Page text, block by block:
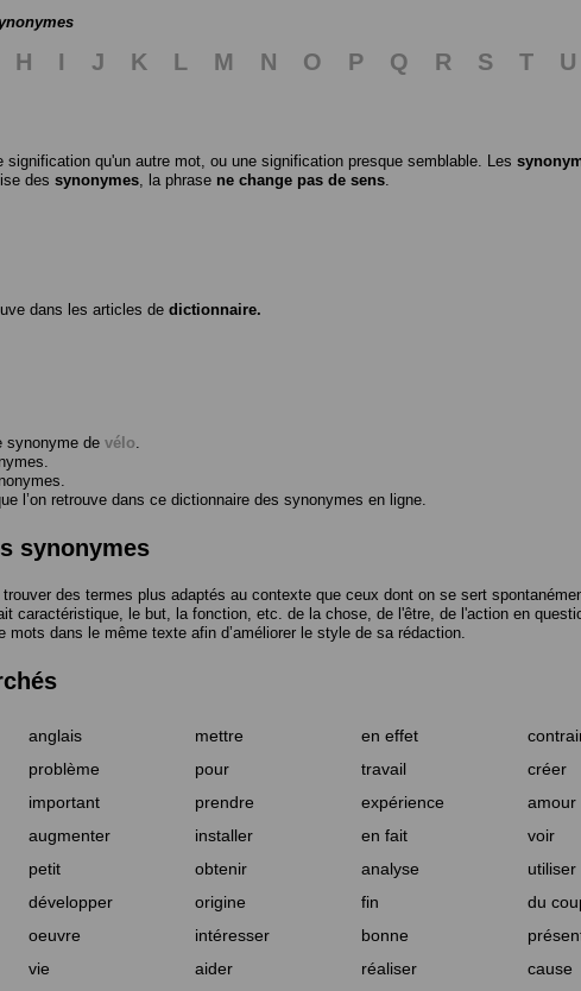
H I J K L M N O P Q R S T U
qu'un autre mot, ou une signification presque semblable. Les
des synonymes, la phrase ne change pas de sens.
dans les articles de dictionnaire.
synonyme de vélo.
l’on retrouve dans ce dictionnaire des synonymes en ligne.
synonymes
trouver des termes plus adaptés au contexte que ceux dont on se sert
caractéristique, le but, la fonction, etc. de la chose, de l'être, de l'action en
mots dans le même texte afin d’améliorer le style de sa rédaction.
anglais mettre en effet
problème pour travail
créer
important prendre expérience
amour
augmenter installer en fait
voir
petit obtenir analyse
utiliser
développer origine fin
du
oeuvre intéresser bonne
vie aider réaliser cause